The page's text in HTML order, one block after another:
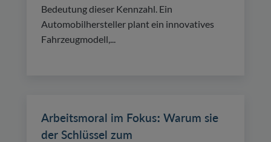
Bedeutung dieser Kennzahl. Ein
Automobilhersteller plant ein innovatives
Fahrzeugmodell,...
Arbeitsmoral im Fokus: Warum sie
der Schlüssel zum